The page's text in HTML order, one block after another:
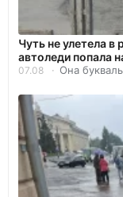
Чуть не улетела в
автоледи попала
07.08 Она